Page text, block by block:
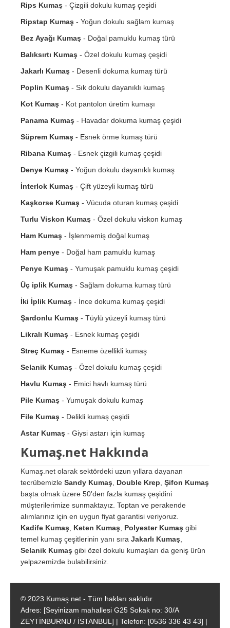
Rips Kumaş - Çizgili dokulu kumaş çeşidi
Ripstap Kumaş - Yoğun dokulu sağlam kumaş
Bez Ayağı Kumaş - Doğal pamuklu kumaş türü
Balıksırtı Kumaş - Özel dokulu kumaş çeşidi
Jakarlı Kumaş - Desenli dokuma kumaş türü
Poplin Kumaş - Sık dokulu dayanıklı kumaş
Kot Kumaş - Kot pantolon üretim kumaşı
Panama Kumaş - Havadar dokuma kumaş çeşidi
Süprem Kumaş - Esnek örme kumaş türü
Ribana Kumaş - Esnek çizgili kumaş çeşidi
Denye Kumaş - Yoğun dokulu dayanıklı kumaş
İnterlok Kumaş - Çift yüzeyli kumaş türü
Kaşkorse Kumaş - Vücuda oturan kumaş çeşidi
Turlu Viskon Kumaş - Özel dokulu viskon kumaş
Ham Kumaş - İşlenmemiş doğal kumaş
Ham penye - Doğal ham pamuklu kumaş
Penye Kumaş - Yumuşak pamuklu kumaş çeşidi
Üç iplik Kumaş - Sağlam dokuma kumaş türü
İki İplik Kumaş - İnce dokuma kumaş çeşidi
Şardonlu Kumaş - Tüylü yüzeyli kumaş türü
Likralı Kumaş - Esnek kumaş çeşidi
Streç Kumaş - Esneme özellikli kumaş
Selanik Kumaş - Özel dokulu kumaş çeşidi
Havlu Kumaş - Emici havlı kumaş türü
Pile Kumaş - Yumuşak dokulu kumaş
File Kumaş - Delikli kumaş çeşidi
Astar Kumaş - Giysi astarı için kumaş
Kumaş.net Hakkında
Kumaş.net olarak sektördeki uzun yıllara dayanan
tecrübemizleSandy Kumaş Double Krep ,Şifon Kumaş
başta olmak üzere 50'den fazla kumaş çeşidini
müşterilerimize sunmaktayız. Toptan ve perakende
alımlarınız için en uygun fiyat garantisi veriyoruz.
Kadife Kumaş
Keten Kumaş Polyester Kumaş gibi
temel kumaş çeşitlerinin yanı sıraJakarlı Kumaş
Selanik Kumaş gibi özel dokulu kumaşları da geniş ürün
yelpazemizde bulabilirsiniz.
© 2023 Kumaş.net - Tüm hakları saklıdır.
Adres: [Seyinizam mahallesi G25 Sokak no: 30/A
ZEYTİNBURNU / İSTANBUL] | Telefon: [0536 336 43 43] |